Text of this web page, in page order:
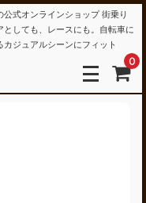
式オンラインショップ 街乗り
しても、レースにも。自転車に
ジュアルシーンにフィット
0